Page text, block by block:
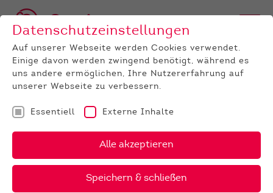
UNTERNEHMEN News
Jungzüchtertage in Laasdorf –
Datenschutzeinstellungen
Auf unserer Webseite werden Cookies verwendet.
Einige davon werden zwingend benötigt, während es
uns andere ermöglichen, Ihre Nutzererfahrung auf
unserer Webseite zu verbessern.
Essentiell Externe Inhalte
Alle akzeptieren
Speichern & schließen